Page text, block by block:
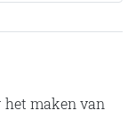
maken van